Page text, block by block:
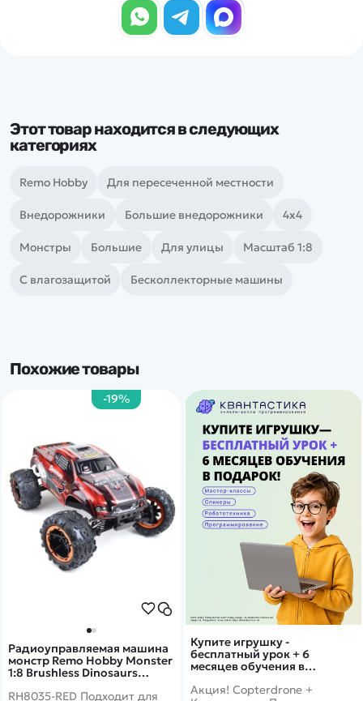
Этот товар находится в следующих
категориях
Remo Hobby Для пересеченной местности
Внедорожники Большие внедорожники 4х4
Монстры Большие Для улицы Масштаб 1:8
С влагозащитой Бесколлекторные машины
Похожие товары
Купите игрушку -
бесплатный урок + 6
месяцев обучения в
Акция! Copterdrone +
-19%
Радиоуправляемая машина
монстр Remo Hobby Monster
1:8 Brushless Dinosaurs
RH8035-RED
RH8035-RED Подходит для